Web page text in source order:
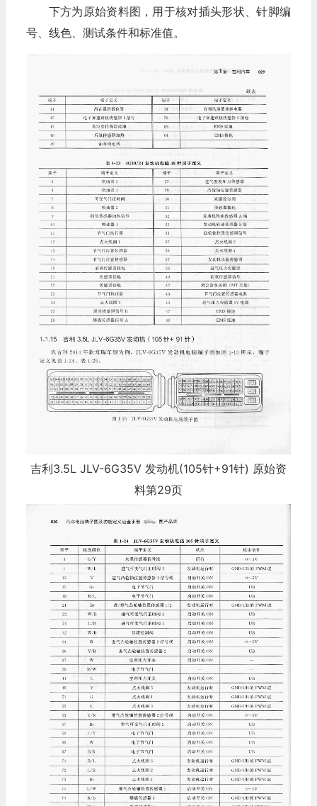
下方为原始资料图，用于核对插头形状、针脚编
号、线色、测试条件和标准值。
吉利3.5L JLV-6G35V 发动机(105针+91针) 原始资
料第29页